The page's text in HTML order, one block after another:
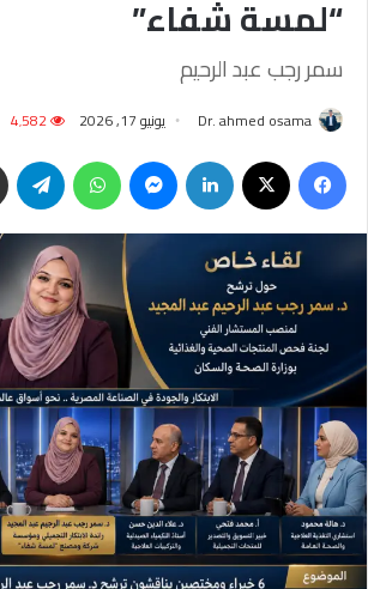
“لمسة شفاء”
سمر رجب عبد الرحيم
Dr. ahmed osama يونيو 17, 2026 4٬582